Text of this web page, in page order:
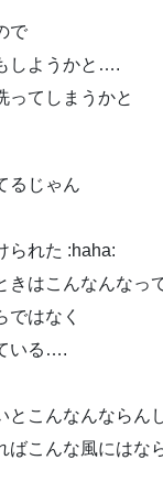
で
しようかと….
ってしまうかと
るじゃん
られた :haha:
はこんなんなっ
ではなく
いる….
とこんなんならん
ばこんな風にはな